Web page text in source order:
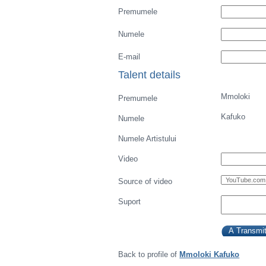
Premumele
Numele
E-mail
Talent details
Premumele Mmoloki
Numele Kafuko
Numele Artistului
Video
Source of video
Suport
Back to profile of Mmoloki Kafuko